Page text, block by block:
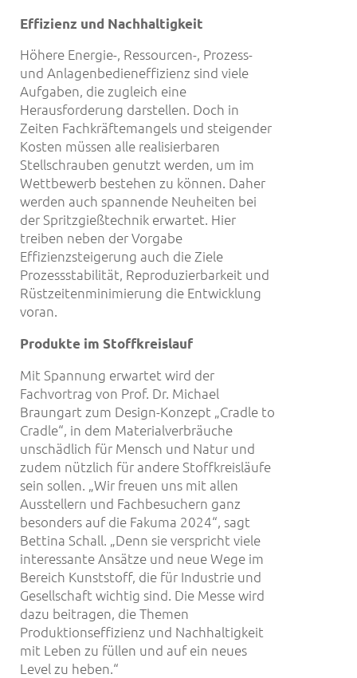
Effizienz und Nachhaltigkeit
Höhere Energie-, Ressourcen-, Prozess-
und Anlagenbedieneffizienz sind viele
Aufgaben, die zugleich eine
Herausforderung darstellen. Doch in
Zeiten Fachkräftemangels und steigender
Kosten müssen alle realisierbaren
Stellschrauben genutzt werden, um im
Wettbewerb bestehen zu können. Daher
werden auch spannende Neuheiten bei
der Spritzgießtechnik erwartet. Hier
treiben neben der Vorgabe
Effizienzsteigerung auch die Ziele
Prozessstabilität, Reproduzierbarkeit und
Rüstzeitenminimierung die Entwicklung
voran.
Produkte im Stoffkreislauf
Mit Spannung erwartet wird der
Fachvortrag von Prof. Dr. Michael
Braungart zum Design-Konzept „Cradle to
Cradle“, in dem Materialverbräuche
unschädlich für Mensch und Natur und
zudem nützlich für andere Stoffkreisläufe
sein sollen. „Wir freuen uns mit allen
Ausstellern und Fachbesuchern ganz
besonders auf die Fakuma 2024“, sagt
Bettina Schall. „Denn sie verspricht viele
interessante Ansätze und neue Wege im
Bereich Kunststoff, die für Industrie und
Gesellschaft wichtig sind. Die Messe wird
dazu beitragen, die Themen
Produktionseffizienz und Nachhaltigkeit
mit Leben zu füllen und auf ein neues
Level zu heben.“